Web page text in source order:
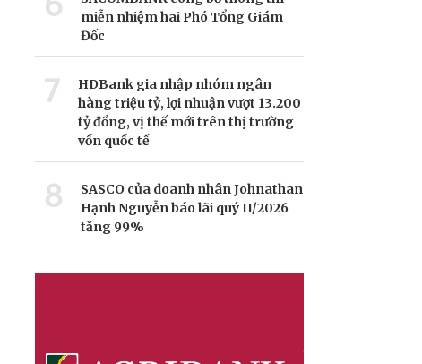
miễn nhiệm hai Phó Tổng Giám
Đốc
7
HDBank gia nhập nhóm ngân
hàng triệu tỷ, lợi nhuận vượt 13.200
tỷ đồng, vị thế mới trên thị trường
vốn quốc tế
8
SASCO của doanh nhân Johnathan
Hạnh Nguyễn báo lãi quý II/2026
tăng 99%